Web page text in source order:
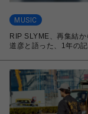
MUSIC
RIP SLYME、再集結
道彦と語った、1年の